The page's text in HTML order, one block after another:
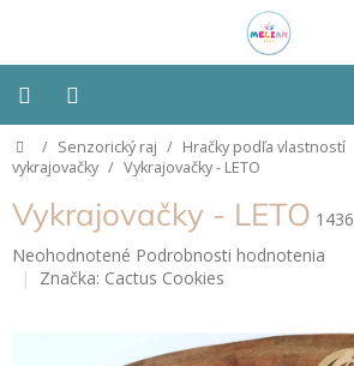
Montessori
Detská
izba
Senzorické
Domov
/ Senzorický raj / Hračky podľa vlastností
vykrajovačky / Vykrajovačky - LETO
Vykrajovačky - LETO 1436
Priemerné
hodnotenie
Neohodnotené Podrobnosti hodnotenia
Značka: Cactus Cookies